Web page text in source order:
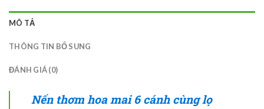
MÔ TẢ
THÔNG TIN BỔ SUNG
ĐÁNH GIÁ (0)
Nến thơm hoa mai 6 cánh cùng lọ